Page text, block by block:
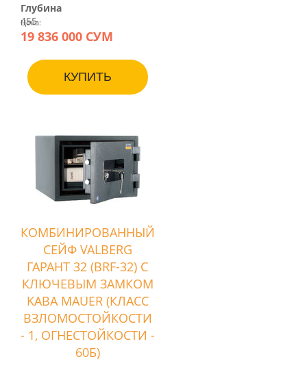
Глубина
455
Цена:
19 836 000 СУМ
КУПИТЬ
КОМБИНИРОВАННЫЙ
СЕЙФ VALBERG
ГАРАНТ 32 (BRF-32) С
КЛЮЧЕВЫМ ЗАМКОМ
KABA MAUER (КЛАСС
ВЗЛОМОСТОЙКОСТИ
- 1, ОГНЕСТОЙКОСТИ -
60Б)